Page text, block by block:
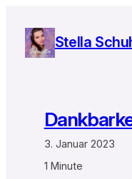
Inhalt
springen
Stella
3. Januar 2023
1 Minute